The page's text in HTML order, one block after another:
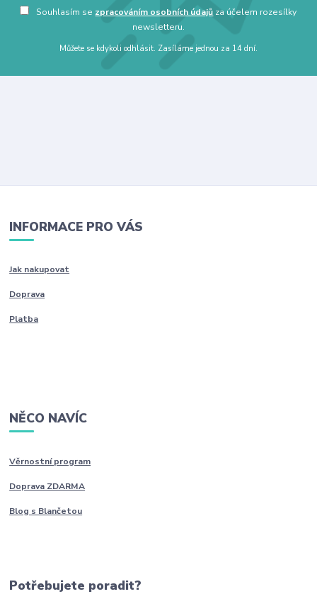
Souhlasím se zpracováním osobních údajů za účelem rozesílky
newsletteru.
Můžete se kdykoli odhlásit. Zasíláme jednou za 14 dní.
INFORMACE PRO VÁS
Jak nakupovat
Doprava
Platba
NĚCO NAVÍC
Věrnostní program
Doprava ZDARMA
Blog s Blančetou
Potřebujete poradit?